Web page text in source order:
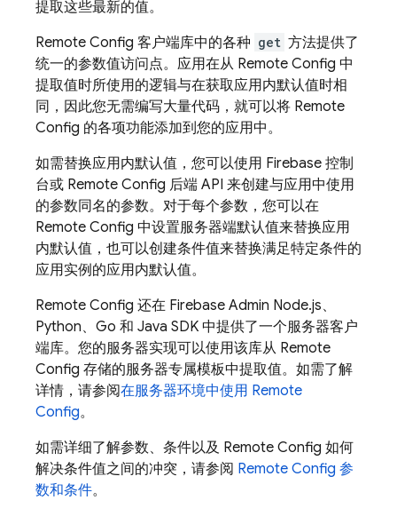
提取这些最新的值。
Remote Config 客户端库中的各种 get 方法提供了
统一的参数值访问点。应用在从 Remote Config 中
提取值时所使用的逻辑与在获取应用内默认值时相
同，因此您无需编写大量代码，就可以将 Remote
Config 的各项功能添加到您的应用中。
如需替换应用内默认值，您可以使用 Firebase 控制
台或 Remote Config 后端 API 来创建与应用中使用
的参数同名的参数。对于每个参数，您可以在
Remote Config 中设置服务器端默认值来替换应用
内默认值，也可以创建条件值来替换满足特定条件的
应用实例的应用内默认值。
Remote Config 还在 Firebase Admin Node.js、
Python、Go 和 Java SDK 中提供了一个服务器客户
端库。您的服务器实现可以使用该库从 Remote
Config 存储的服务器专属模板中提取值。如需了解
详情，请参阅在服务器环境中使用 Remote
Config。
如需详细了解参数、条件以及 Remote Config 如何
解决条件值之间的冲突，请参阅 Remote Config 参
数和条件。